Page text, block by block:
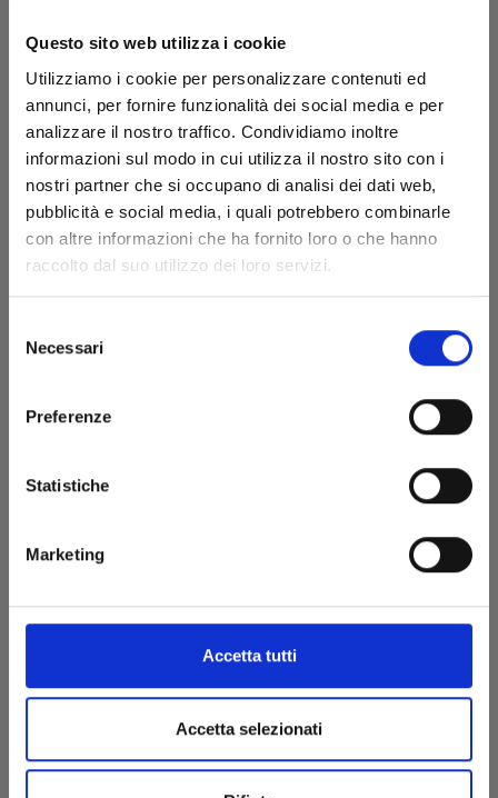
Questo sito web utilizza i cookie
Utilizziamo i cookie per personalizzare contenuti ed
annunci, per fornire funzionalità dei social media e per
analizzare il nostro traffico. Condividiamo inoltre
informazioni sul modo in cui utilizza il nostro sito con i
nostri partner che si occupano di analisi dei dati web,
pubblicità e social media, i quali potrebbero combinarle
con altre informazioni che ha fornito loro o che hanno
raccolto dal suo utilizzo dei loro servizi.
delNecessari
Preferenze
Statistiche
Marketing
Accetta tutti
Accetta selezionati
03/06/2025
€ 6,50